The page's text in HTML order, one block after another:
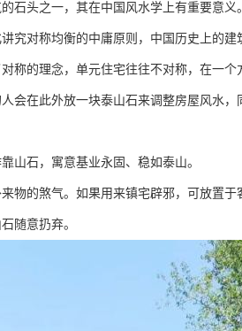
石头之一，其在中国风水学上有重要意义
究对称均衡的中庸原则，中国历史上的建
称的理念，单元住宅往往不对称，在一
会在此外放一块泰山石来调整房屋风水，
山石，寓意基业永固、稳如泰山。
物的煞气。如果用来镇宅辟邪，可放置于
随意扔弃。